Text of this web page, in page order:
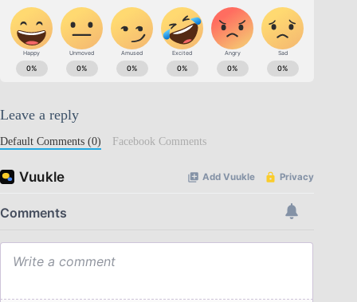
Leave a reply
Default Comments (0) Facebook Comments